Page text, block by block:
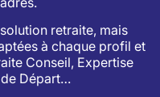
retraite, mais
à chaque profil et
Conseil, Expertise
de Départ…